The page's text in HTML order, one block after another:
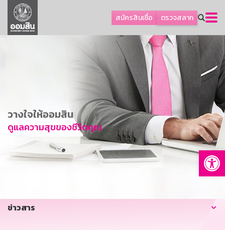
สมัครสินเชื่อ ตรวจสลาก
ลูกค้าธุรกิจ
ลูกค้าผู้ประกอบรายย่อย
การพัฒนาที่ยั่งยืน
ข่าวสาร
บริการทางการเงิน
อื่นๆ
วางใจให้ออมสิน
ดูแลความสุขของชีวิตคุณ
ข่าวสาร